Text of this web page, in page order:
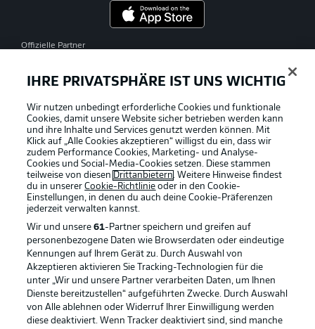
Offizielle Partner
Rechtliche Hinweise Voreinstellungen verwalten
Datenschutz Nutzungsbedingungen
IHRE PRIVATSPHÄRE IST UNS WICHTIG
Wir nutzen unbedingt erforderliche Cookies und funktionale
Cookies, damit unsere Website sicher betrieben werden kann
und ihre Inhalte und Services genutzt werden können. Mit
Klick auf „Alle Cookies akzeptieren“ willigst du ein, dass wir
zudem Performance Cookies, Marketing- und Analyse-
Cookies und Social-Media-Cookies setzen. Diese stammen
teilweise von diesen Drittanbietern. Weitere Hinweise findest
du in unsererCookie-Richtlinie oder in den Cookie-
Einstellungen, in denen du auch deine Cookie-Präferenzen
jederzeit verwalten kannst.
Wir und unsere61-Partner speichern und greifen auf
personenbezogene Daten wie Browserdaten oder eindeutige
Kennungen auf Ihrem Gerät zu. Durch Auswahl von
Akzeptieren aktivieren Sie Tracking-Technologien für die
unter „Wir und unsere Partner verarbeiten Daten, um Ihnen
Dienste bereitzustellen“ aufgeführten Zwecke. Durch Auswahl
von Alle ablehnen oder Widerruf Ihrer Einwilligung werden
diese deaktiviert. Wenn Tracker deaktiviert sind, sind manche